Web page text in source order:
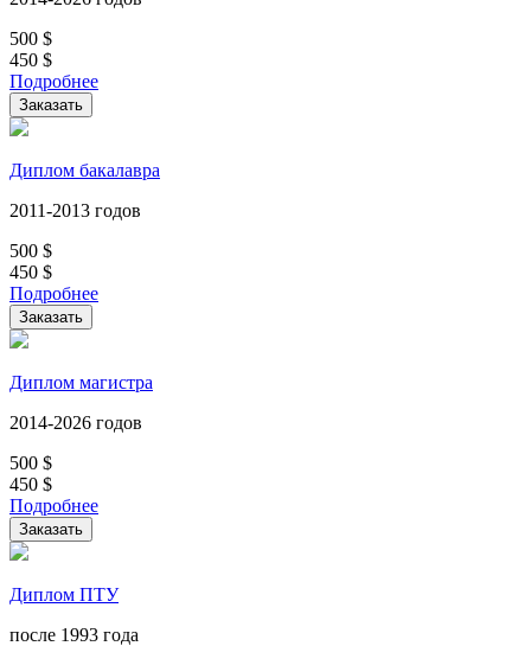
500 $
450 $
Подробнее
Заказать
Диплом бакалавра
2011-2013 годов
500 $
450 $
Подробнее
Заказать
Диплом магистра
2014-2026 годов
500 $
450 $
Подробнее
Заказать
Диплом ПТУ
после 1993 года